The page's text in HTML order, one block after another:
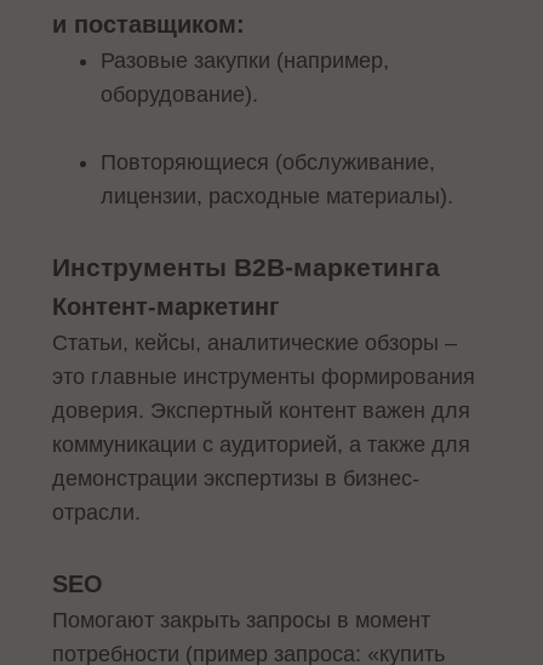
и поставщиком:
Разовые закупки (например,
оборудование).
Повторяющиеся (обслуживание,
лицензии, расходные материалы).
Инструменты B2B-маркетинга
Контент-маркетинг
Статьи, кейсы, аналитические обзоры –
это главные инструменты формирования
доверия. Экспертный контент важен для
коммуникации с аудиторией, а также для
демонстрации экспертизы в бизнес-
отрасли.
SEO
Помогают закрыть запросы в момент
потребности (пример запроса: «купить